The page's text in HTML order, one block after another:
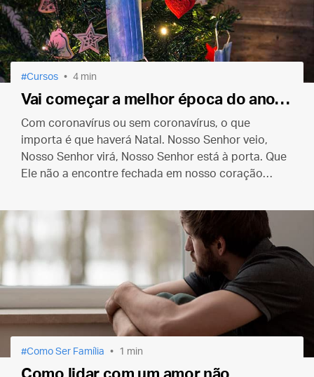
Cursos 4 min
Vai começar a melhor época do ano…
Com coronavírus ou sem coronavírus, o que
importa é que haverá Natal. Nosso Senhor veio,
Nosso Senhor virá, Nosso Senhor está à porta. Que
Ele não a encontre fechada em nosso coração
Como Ser Família 1 min
Como lidar com um amor não